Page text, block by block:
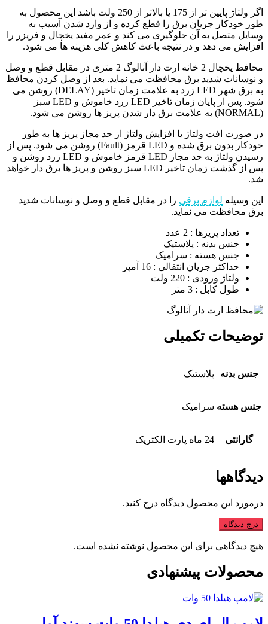
اگر ولتاژ پایین تر از 175 یا بالاتر از 250 ولت باشد این محصول به
طور خودکار جریان برق را قطع کرده و از وارد شدن آسیب به
وسایل متصل به آن جلوگیری می کند و عمر مفید یخچال و فریزر را
افزایش می دهد و در نتیجه باعث کاهش کلی هزینه ها می شود.
محافظ یخچال 2 خانه ارت دار آنالوگ 2 متری در مقابل قطع و وصل
و نوسانات شدید برق محافظت می نماید. بعد از وصل کردن محافظ
به برق شهر LED زرد به علامت زمان تاخیر (DELAY) روشن می
شود. پس از پایان زمان تاخیر LED زرد خاموش و LED سبز
(NORMAL) به علامت برق دار شدن پریز ها روشن می شود.
در صورت افت ولتاژ یا افزایش ولتاژ از حد مجاز پریز ها به طور
خودکار بدون برق شده و LED قرمز (Fault) روشن می شود. پس از
رسیدن ولتاژ به حد مجاز LED قرمز خاموش و LED زرد روشن و
پس از گذشت زمان تاخیر LED سبز روشن و پریز ها برق دار خواهد
شد.
این وسیله لوازم برقی را در مقابل قطع و وصل و نوسانات شدید
برق محافظت می نماید.
تعداد پریزها : 2 عدد
جنس بدنه : پلاستیک
جنس هسته : سرامیک
حداکثر جریان انتقالی : 16 آمپر
ولتاژ ورودی : 220 ولت
طول کابل : 3 متر
توضیحات تکمیلی
جنس بدنه پلاستیک
جنس هسته سرامیک
گارانتی 24 ماه پارت الکتریک
دیدگاهها
درمورد این محصول دیدگاه درج کنید.
درج دیدگاه
هیچ دیدگاهی برای این محصول نوشته نشده است.
محصولات پیشنهادی